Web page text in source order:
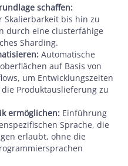
schaffen:
Skalierbarkeit bis hin zu
durch eine clusterfähige
Sharding.
Automatische
auf Basis von
um Entwicklungszeiten
Produktauslieferung zu
ermöglichen: Einführung
Sprache, die
erlaubt, ohne die